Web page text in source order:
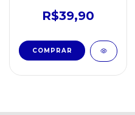
R$39,90